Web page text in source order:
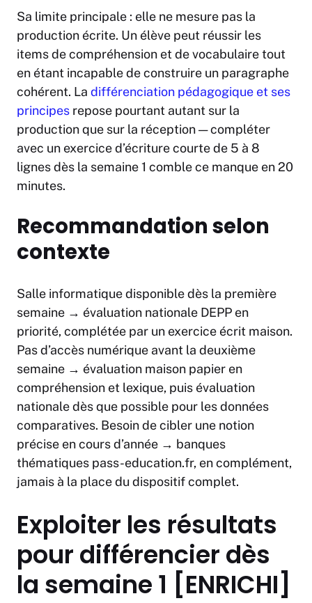
Sa limite principale : elle ne mesure pas la
production écrite. Un élève peut réussir les
items de compréhension et de vocabulaire tout
en étant incapable de construire un paragraphe
cohérent. La différenciation pédagogique et ses
principes repose pourtant autant sur la
production que sur la réception — compléter
avec un exercice d’écriture courte de 5 à 8
lignes dès la semaine 1 comble ce manque en 20
minutes.
Recommandation selon
contexte
Salle informatique disponible dès la première
semaine → évaluation nationale DEPP en
priorité, complétée par un exercice écrit maison.
Pas d’accès numérique avant la deuxième
semaine → évaluation maison papier en
compréhension et lexique, puis évaluation
nationale dès que possible pour les données
comparatives. Besoin de cibler une notion
précise en cours d’année → banques
thématiques pass-education.fr, en complément,
jamais à la place du dispositif complet.
Exploiter les résultats
pour différencier dès
la semaine 1 [ENRICHI]